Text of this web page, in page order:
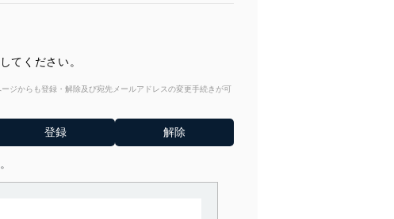
てください。
ジからも登録・解除及び宛先メールアドレスの変更手続きが可